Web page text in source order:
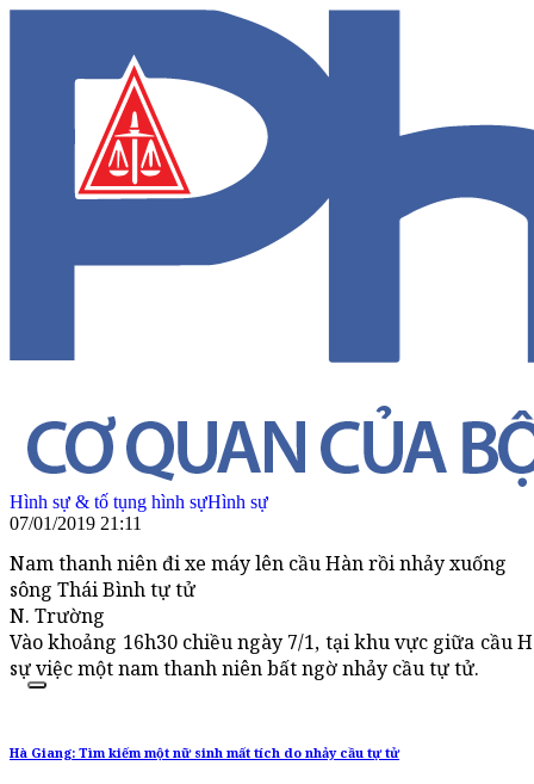
Hình sự & tố tụng hình sựHình sự
07/01/2019 21:11
Nam thanh niên đi xe máy lên cầu Hàn rồi nhảy xuống
sông Thái Bình tự tử
N. Trường
Vào khoảng 16h30 chiều ngày 7/1, tại khu vực giữa cầu
sự việc một nam thanh niên bất ngờ nhảy cầu tự tử.
Hà Giang: Tìm kiếm một nữ sinh mất tích do nhảy cầu tự tử